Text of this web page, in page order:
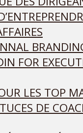
FOR
LES TOP
DE